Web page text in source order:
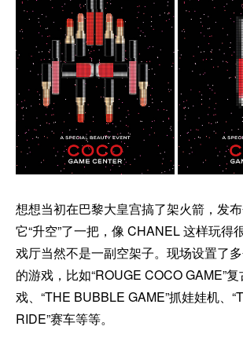
想想当初在巴黎大皇宫搞了架火箭，发
它“升空”了一把，像 CHANEL 这样玩得
戏厅当然不是一副空架子。现场设置了
的游戏，比如“ROUGE COCO GAME”
戏、“THE BUBBLE GAME”抓娃娃机、
RIDE”赛车等等。